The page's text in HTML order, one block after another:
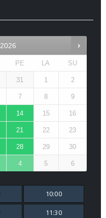
2026
PE LA SU
31 1 2
7 8 9
14 15 16
21 22 23
28 29 30
4 5 6
10:00
11:30